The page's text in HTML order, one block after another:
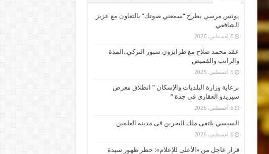
يونس مرسي يطرح “سمعني صوتك” بالتعاون مع عزيز
الشافعي
6 أغسطس، 2026
عقد محمد صلاح مع طرابزون سبور التركي..المدة
والراتب والقميص
6 أغسطس، 2026
برعاية وزارة البلديات والإسكان ” انطلاق معرض
سيريدو العقاري في جدة “
6 أغسطس، 2026
السيسي يلتقى ملك البحرين فى مدينة العلمين
6 أغسطس، 2026
قرار عاجل من «الأعلى للإعلام»: حظر ظهور سيدة